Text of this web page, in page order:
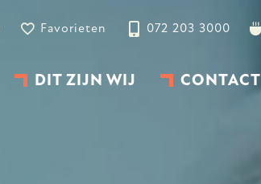
Favorieten 072 203 3000
DIT ZIJN WIJ CONTACT